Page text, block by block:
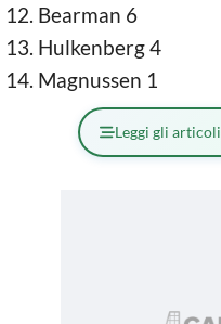
Bearman 6
Hulkenberg 4
Magnussen 1
Leggi gli